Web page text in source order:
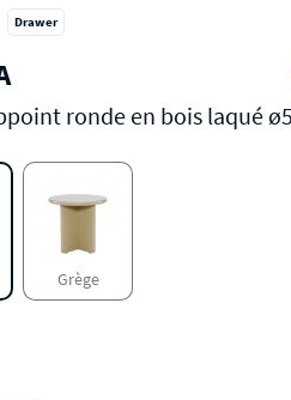
Drawer
ronde en bois laqué
Grège